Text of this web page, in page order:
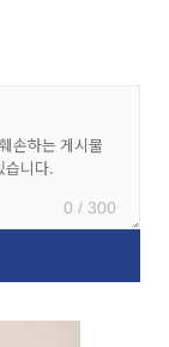
0 / 300